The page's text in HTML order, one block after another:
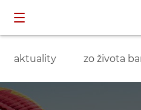
aktuality zo života